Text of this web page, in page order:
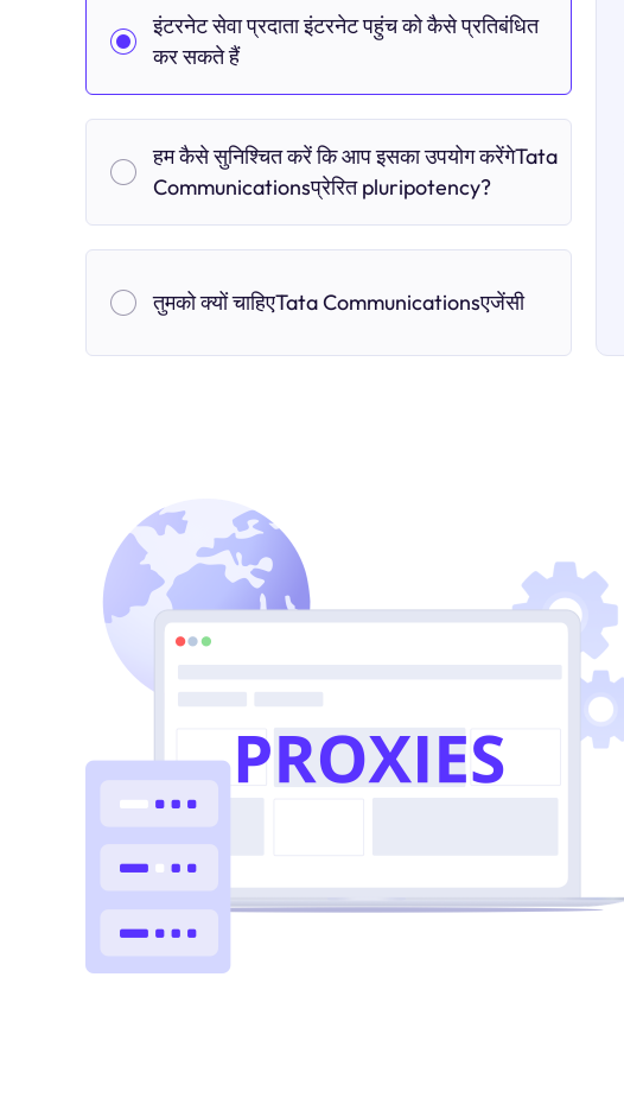
इंटरनेट सेवा प्रदाता इंटरनेट पहुंच को कैसे प्रतिबंधित
कर सकते हैं
हम कैसे सुनिश्चित करें कि आप इसका उपयोग करेंगेTata
Communicationsप्रेरित pluripotency?
तुमको क्यों चाहिएTata Communicationsएजेंसी